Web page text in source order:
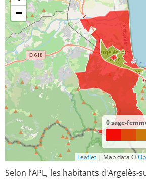
−
0 sage-
Leaflet | Map data ©
Selon l’APL, les habitants d'Argelès-